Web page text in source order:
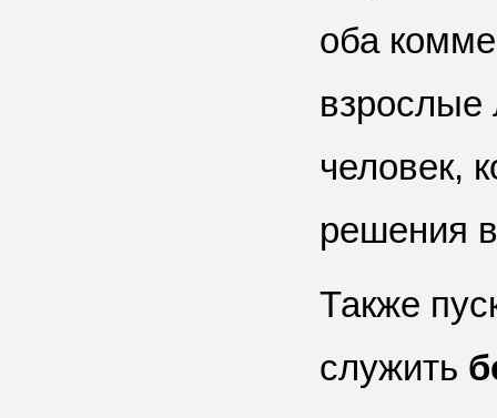
оба
человек,
решения
Также
служить